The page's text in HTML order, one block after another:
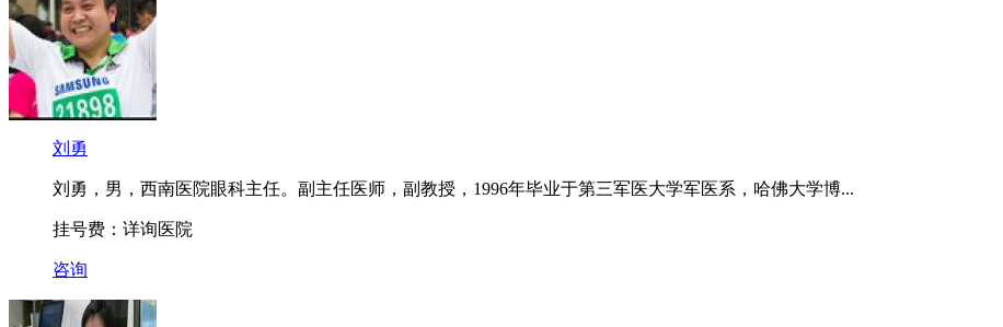
刘勇
刘勇，男，西南医院眼科主任。副主任医师，副教授，1996年毕业于第三军医大学军医系，哈佛大学博...
挂号费：详询医院
咨询